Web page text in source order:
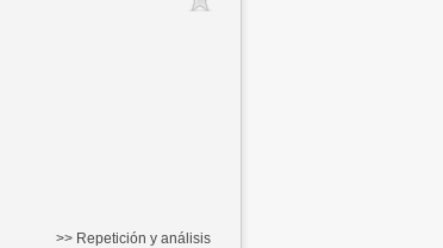
>> Repetición y análisis